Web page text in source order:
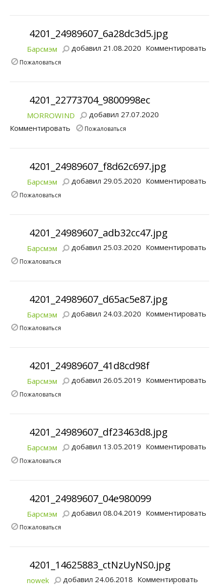
4201_24989607_6a28dc3d5.jpg
Барсмэм добавил 21.08.2020 Комментировать
Пожаловаться
4201_22773704_9800998ec
MORROWIND
добавил 27.07.2020
Комментировать
Пожаловаться
4201_24989607_f8d62c697.jpg
Барсмэм добавил 29.05.2020 Комментировать
Пожаловаться
4201_24989607_adb32cc47.jpg
Барсмэм добавил 25.03.2020 Комментировать
Пожаловаться
4201_24989607_d65ac5e87.jpg
Барсмэм добавил 24.03.2020 Комментировать
Пожаловаться
4201_24989607_41d8cd98f
Барсмэм добавил 26.05.2019 Комментировать
Пожаловаться
4201_24989607_df23463d8.jpg
Барсмэм добавил 13.05.2019 Комментировать
Пожаловаться
4201_24989607_04e980099
Барсмэм добавил 08.04.2019 Комментировать
Пожаловаться
4201_14625883_ctNzUyNS0.jpg
nowek добавил 24.06.2018 Комментировать